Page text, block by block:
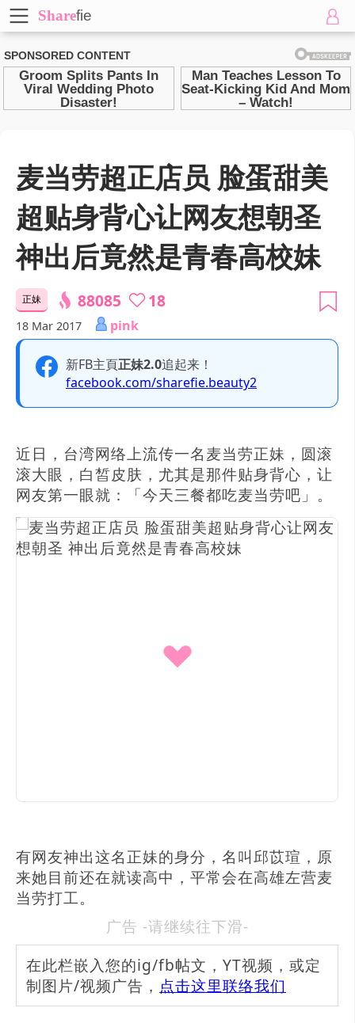
Sharefie
麦当劳超正店员 脸蛋甜美
超贴身背心让网友想朝圣
神出后竟然是青春高校妹
正妹 88085 18
18 Mar 2017 pink
新FB主頁正妹2.0追起来！
facebook.com/sharefie.beauty2
近日，台湾网络上流传一名麦当劳正妹，圆滚
滚大眼，白皙皮肤，尤其是那件贴身背心，让
网友第一眼就：「今天三餐都吃麦当劳吧」。
有网友神出这名正妹的身分，名叫邱苡瑄，原
来她目前还在就读高中，平常会在高雄左营麦
当劳打工。
广告 -请继续往下滑-
在此栏嵌入您的ig/fb帖文，YT视频，或定
制图片/视频广告， 点击这里联络我们